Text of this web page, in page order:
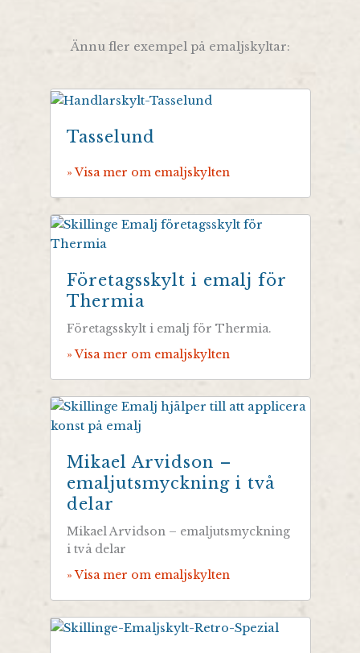
Ännu fler exempel på emaljskyltar:
Tasselund
» Visa mer om emaljskylten
Företagsskylt i emalj för
Thermia
Företagsskylt i emalj för Thermia.
» Visa mer om emaljskylten
Mikael Arvidson –
emaljutsmyckning i två
delar
Mikael Arvidson – emaljutsmyckning
i två delar
» Visa mer om emaljskylten